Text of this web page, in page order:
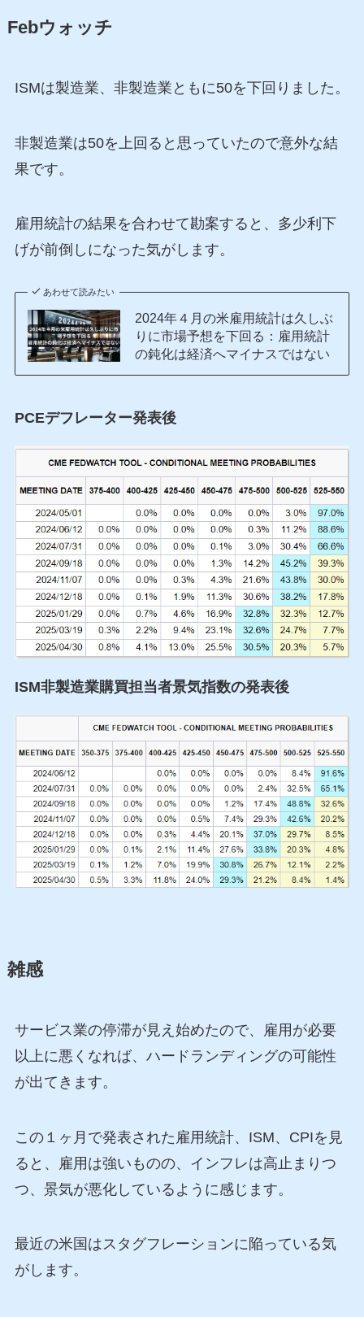
Febウォッチ
ISMは製造業、非製造業ともに50を下回りました。
非製造業は50を上回ると思っていたので意外な結
果です。
雇用統計の結果を合わせて勘案すると、多少利下
げが前倒しになった気がします。
あわせて読みたい
2024年４月の米雇用統計は久しぶ
りに市場予想を下回る：雇用統計
の鈍化は経済へマイナスではない
PCEデフレーター発表後
ISM非製造業購買担当者景気指数の発表後
雑感
サービス業の停滞が見え始めたので、雇用が必要
以上に悪くなれば、ハードランディングの可能性
が出てきます。
この１ヶ月で発表された雇用統計、ISM、CPIを見
ると、雇用は強いものの、インフレは高止まりつ
つ、景気が悪化しているように感じます。
最近の米国はスタグフレーションに陥っている気
がします。